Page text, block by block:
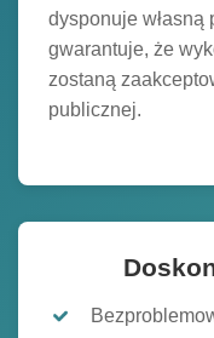
dysponuje własną
gwarantuje, że
zostaną
publicznej.